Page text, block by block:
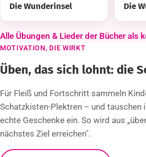
Die Wunderinsel Die
Alle Übungen & Lieder der Bücher als
MOTIVATION, DIE WIRKT
Üben, das sich lohnt: die
Für Fleiß und Fortschritt sammeln
Schatzkisten-Plektren – und tauschen
echte Geschenke ein. So wird aus
nächstes Ziel erreichen".